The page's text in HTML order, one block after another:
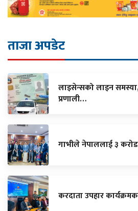
ताजा अपडेट
लाइसेन्सको लाइन
प्रणाली…
गाभीले नेपाललाई ३
करदाता उपहार